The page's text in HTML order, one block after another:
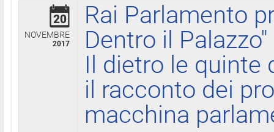
20
NOVEMBRE
2017
Rai Parlamento
Dentro il Palazzo"
Il dietro le quinte
il racconto dei
macchina